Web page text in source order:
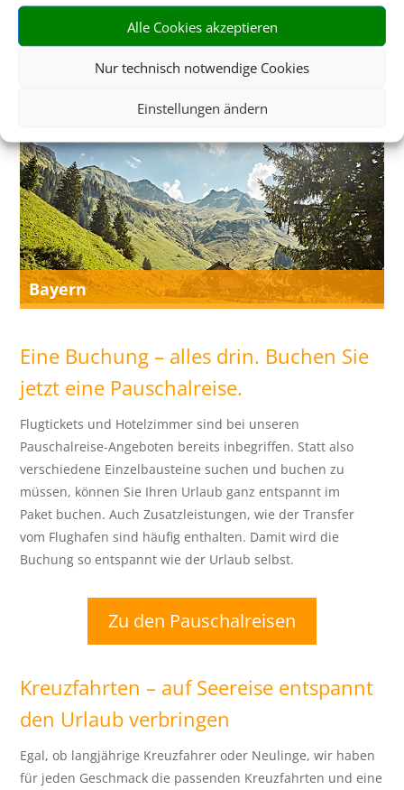
Alle Cookies akzeptieren
Nur technisch notwendige Cookies
Einstellungen ändern
Neuseeland
Bayern
Eine Buchung – alles drin. Buchen Sie
jetzt eine Pauschalreise.
Flugtickets und Hotelzimmer sind bei unseren
Pauschalreise-Angeboten bereits inbegriffen. Statt also
verschiedene Einzelbausteine suchen und buchen zu
müssen, können Sie Ihren Urlaub ganz entspannt im
Paket buchen. Auch Zusatzleistungen, wie der Transfer
vom Flughafen sind häufig enthalten. Damit wird die
Buchung so entspannt wie der Urlaub selbst.
Zu den Pauschalreisen
Kreuzfahrten – auf Seereise entspannt
den Urlaub verbringen
Egal, ob langjährige Kreuzfahrer oder Neulinge, wir haben
für jeden Geschmack die passenden Kreuzfahrten und eine